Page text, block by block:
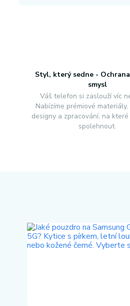
Styl, který sedne -
smysl
Váš telefon si zaslouží víc
Nabízíme prémiové
designy a zpracování, na
spolehnout.